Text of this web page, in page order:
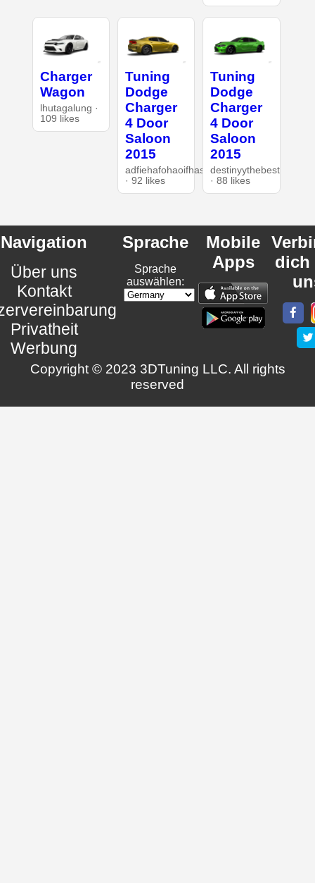
Charger
Wagon
lhutagalung ·
109 likes
Tuning
Dodge
Charger
4 Door
Saloon
2015
adfiehafohaoifhasd
· 92 likes
Tuning
Dodge
Charger
4 Door
Saloon
2015
destinyythebest
· 88 likes
Navigation
Über uns
Kontakt
Privatheit
Werbung
Sprache
Sprache
auswählen:
Mobile
Apps
dich
Copyright © 2023 3DTuning LLC. All rights
reserved